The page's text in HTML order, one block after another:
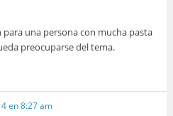
para una persona con mucha pasta
preocuparse del tema.
en 8:27 am